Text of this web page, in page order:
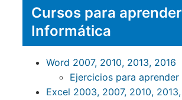
Cursos para aprender
Informática
Word 2007, 2010, 2013, 2016
Ejercicios para aprender
Excel 2003, 2007, 2010,